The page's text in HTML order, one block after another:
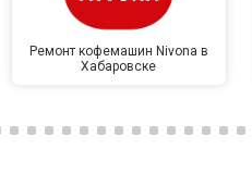
Ремонт кофемашин Nivona в
Хабаровске